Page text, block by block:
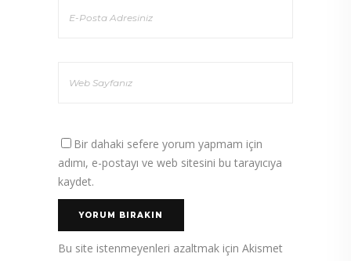
Bir dahaki sefere yorum yapmam için
adımı, e-postayı ve web sitesini bu tarayıcıya
kaydet.
Bu site istenmeyenleri azaltmak için Akismet